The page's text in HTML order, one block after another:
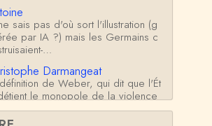
sais pas d'où sort l'illustration (g
par IA ?) mais les Germains c
…
Darmangeat
de Weber, qui dit que l'Ét
le monopole de la violence
répond …